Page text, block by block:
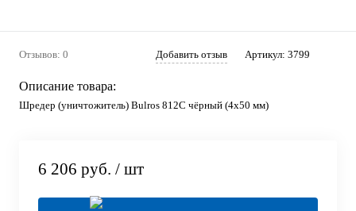
Отзывов: 0 Добавить отзыв Артикул: 3799
Описание товара:
Шредер (уничтожитель) Bulros 812C чёрный (4x50 мм)
6 206 руб. / шт